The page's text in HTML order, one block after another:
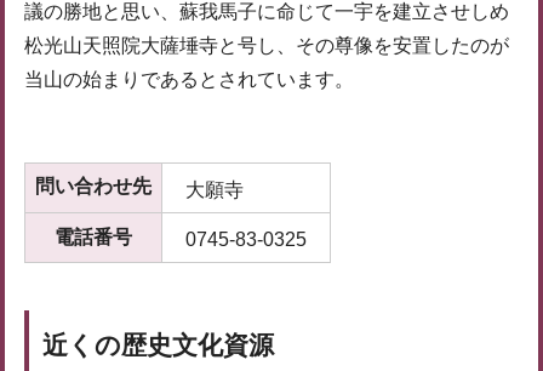
議の勝地と思い、蘇我馬子に命じて一宇を建立させしめ
松光山天照院大薩埵寺と号し、その尊像を安置したのが
当山の始まりであるとされています。
問い合わせ先 大願寺
電話番号 0745-83-0325
近くの歴史文化資源